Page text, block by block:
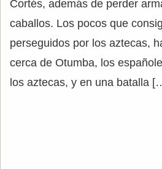
Cortés, además de perder
caballos. Los pocos que
perseguidos por los aztecas,
cerca de Otumba, los
los aztecas, y en una batalla